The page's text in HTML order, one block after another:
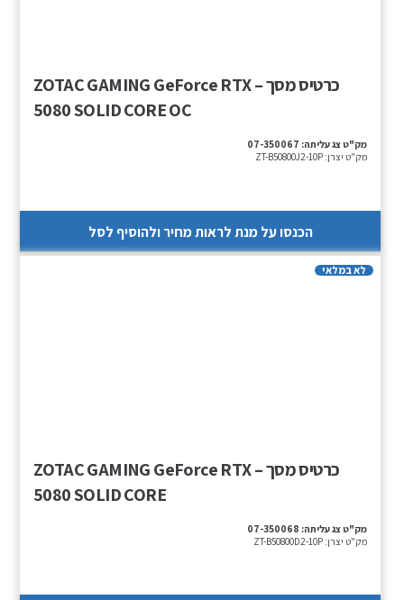
כרטיס מסך – ZOTAC GAMING GeForce RTX
5080 SOLID CORE OC
מק"ט צג עליתה: 07-350067
מק"ט יצרן: ZT-B50800J2-10P
הכנסו על מנת לראות מחיר ולהוסיף לסל
לא במלאי
כרטיס מסך – ZOTAC GAMING GeForce RTX
5080 SOLID CORE
מק"ט צג עליתה: 07-350068
מק"ט יצרן: ZT-B50800D2-10P